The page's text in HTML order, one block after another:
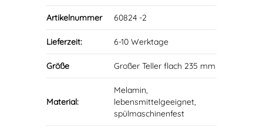
Artikelnummer 60824 -2
Lieferzeit: 6-10 Werktage
Größe Großer Teller flach 235 mm
Material:
Melamin,
lebensmittelgeeignet,
spülmaschinenfest